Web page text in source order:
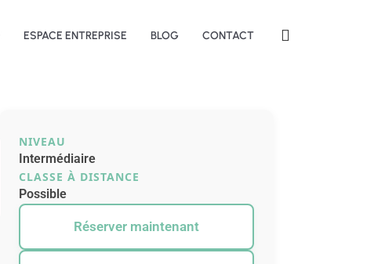
ESPACE ENTREPRISE BLOG CONTACT
NIVEAU
Intermédiaire
CLASSE À DISTANCE
Possible
Réserver maintenant